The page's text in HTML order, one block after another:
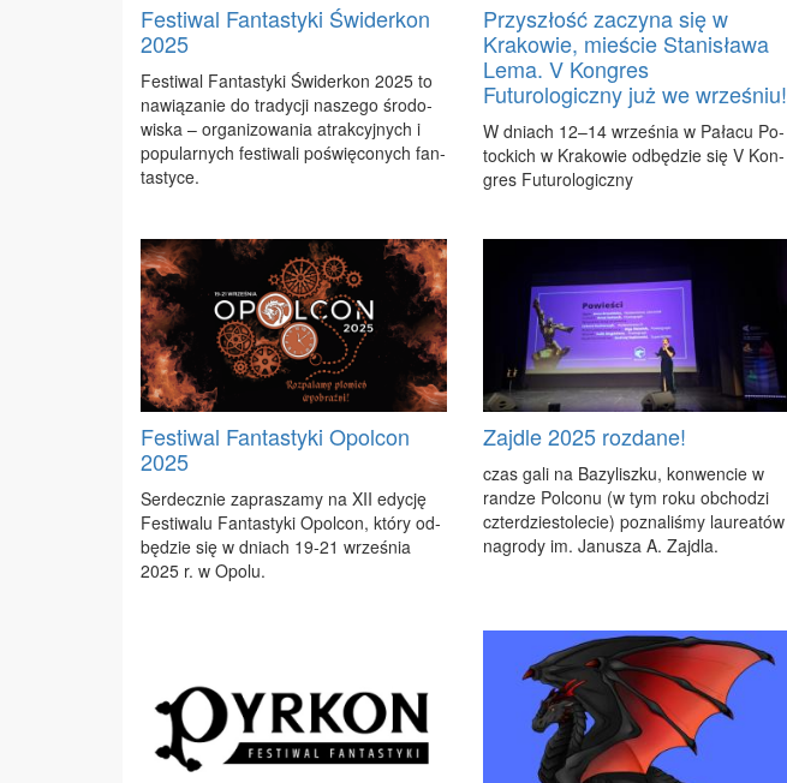
Festiwal Fantastyki Świderkon
2025
Fe­sti­wal Fan­ta­sty­ki Świ­der­kon 2025 to
na­wią­za­nie do tra­dy­cji na­sze­go śro­do­
wi­ska – or­ga­ni­zo­wa­nia atrak­cyj­nych i
po­pu­lar­nych fe­sti­wa­li po­świę­co­nych fan­
ta­sty­ce.
Przyszłość zaczyna się w
Krakowie, mieście Stanisława
Lema. V Kongres
Futurologiczny już we wrześniu!
W dniach 12–14 wrze­śnia w Pa­ła­cu Po­
toc­kich w Kra­ko­wie od­bę­dzie się V Kon­
gres Fu­tu­ro­lo­gicz­ny
Festiwal Fantastyki Opolcon
2025
Ser­decz­nie za­pra­sza­my na XII edy­cję
Fe­sti­wa­lu Fan­ta­sty­ki Opol­con, któ­ry od­
bę­dzie się w dniach 19-21 wrze­śnia
2025 r. w Opo­lu.
Zajdle 2025 rozdane!
czas ga­li na Ba­zy­lisz­ku, kon­wen­cie w
ran­dze Po­lco­nu (w tym ro­ku ob­cho­dzi
czter­dzie­sto­le­cie) po­zna­li­śmy lau­re­atów
na­gro­dy im. Ja­nu­sza A. Zaj­dla.